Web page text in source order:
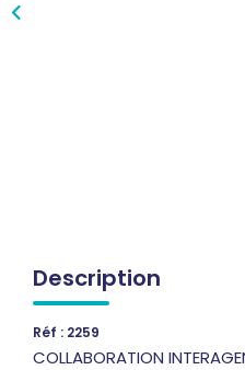
Description
Réf : 2259
COLLABORATION